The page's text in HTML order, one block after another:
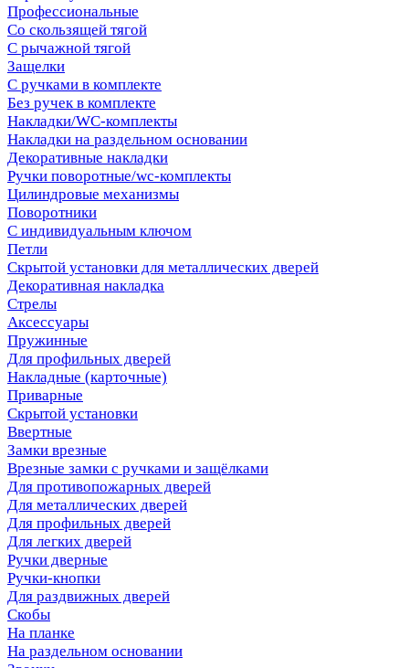
Профессиональные
Со скользящей тягой
С рычажной тягой
Защелки
С ручками в комплекте
Без ручек в комплекте
Накладки/WC-комплекты
Накладки на раздельном основании
Декоративные накладки
Ручки поворотные/wc-комплекты
Цилиндровые механизмы
Поворотники
С индивидуальным ключом
Петли
Скрытой установки для металлических дверей
Декоративная накладка
Стрелы
Аксессуары
Пружинные
Для профильных дверей
Накладные (карточные)
Приварные
Скрытой установки
Ввертные
Замки врезные
Врезные замки с ручками и защёлками
Для противопожарных дверей
Для металлических дверей
Для профильных дверей
Для легких дверей
Ручки дверные
Ручки-кнопки
Для раздвижных дверей
Скобы
На планке
На раздельном основании